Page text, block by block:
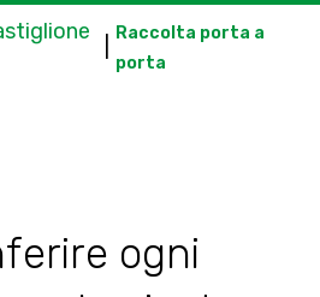
Raccolta porta a
porta
ogni